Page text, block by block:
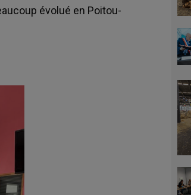
évolué en Poitou-